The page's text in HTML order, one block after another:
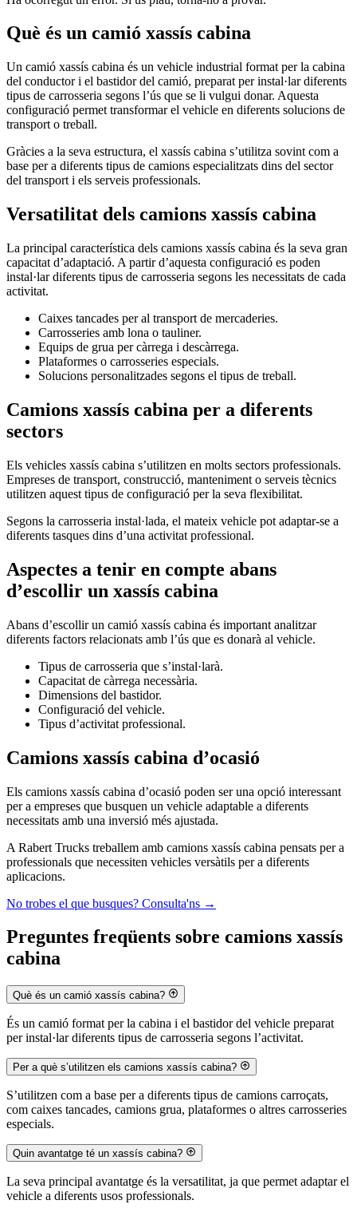
Què és un camió xassís cabina
Un camió xassís cabina és un vehicle industrial format per la cabina
del conductor i el bastidor del camió, preparat per instal·lar diferents
tipus de carrosseria segons l’ús que se li vulgui donar. Aquesta
configuració permet transformar el vehicle en diferents solucions de
transport o treball.
Gràcies a la seva estructura, el xassís cabina s’utilitza sovint com a
base per a diferents tipus de camions especialitzats dins del sector
del transport i els serveis professionals.
Versatilitat dels camions xassís cabina
La principal característica dels camions xassís cabina és la seva gran
capacitat d’adaptació. A partir d’aquesta configuració es poden
instal·lar diferents tipus de carrosseria segons les necessitats de cada
activitat.
Caixes tancades per al transport de mercaderies.
Carrosseries amb lona o tauliner.
Equips de grua per càrrega i descàrrega.
Plataformes o carrosseries especials.
Solucions personalitzades segons el tipus de treball.
Camions xassís cabina per a diferents
sectors
Els vehicles xassís cabina s’utilitzen en molts sectors professionals.
Empreses de transport, construcció, manteniment o serveis tècnics
utilitzen aquest tipus de configuració per la seva flexibilitat.
Segons la carrosseria instal·lada, el mateix vehicle pot adaptar-se a
diferents tasques dins d’una activitat professional.
Aspectes a tenir en compte abans
d’escollir un xassís cabina
Abans d’escollir un camió xassís cabina és important analitzar
diferents factors relacionats amb l’ús que es donarà al vehicle.
Tipus de carrosseria que s’instal·larà.
Capacitat de càrrega necessària.
Dimensions del bastidor.
Configuració del vehicle.
Tipus d’activitat professional.
Camions xassís cabina d’ocasió
Els camions xassís cabina d’ocasió poden ser una opció interessant
per a empreses que busquen un vehicle adaptable a diferents
necessitats amb una inversió més ajustada.
A Rabert Trucks treballem amb camions xassís cabina pensats per a
professionals que necessiten vehicles versàtils per a diferents
aplicacions.
No trobes el que busques? Consulta'ns →
Preguntes freqüents sobre camions xassís
cabina
Què és un camió xassís cabina?
És un camió format per la cabina i el bastidor del vehicle preparat
per instal·lar diferents tipus de carrosseria segons l’activitat.
Per a què s’utilitzen els camions xassís cabina?
S’utilitzen com a base per a diferents tipus de camions carroçats,
com caixes tancades, camions grua, plataformes o altres carrosseries
especials.
Quin avantatge té un xassís cabina?
La seva principal avantatge és la versatilitat, ja que permet adaptar el
vehicle a diferents usos professionals.